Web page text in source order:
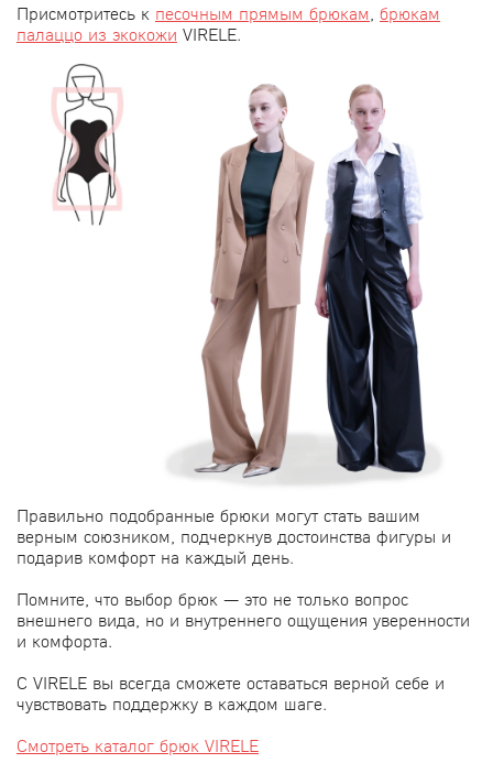
Присмотритесь к песочным прямым брюкам брюкам
палаццо из экокожи VIRELE.
Правильно подобранные брюки могут стать вашим
верным союзником, подчеркнув достоинства фигуры и
подарив комфорт на каждый день.
Помните, что выбор брюк — это не только вопрос
внешнего вида, но и внутреннего ощущения уверенности
и комфорта.
С VIRELE вы всегда сможете оставаться верной себе и
чувствовать поддержку в каждом шаге.
Смотреть каталог брюк VIRELE